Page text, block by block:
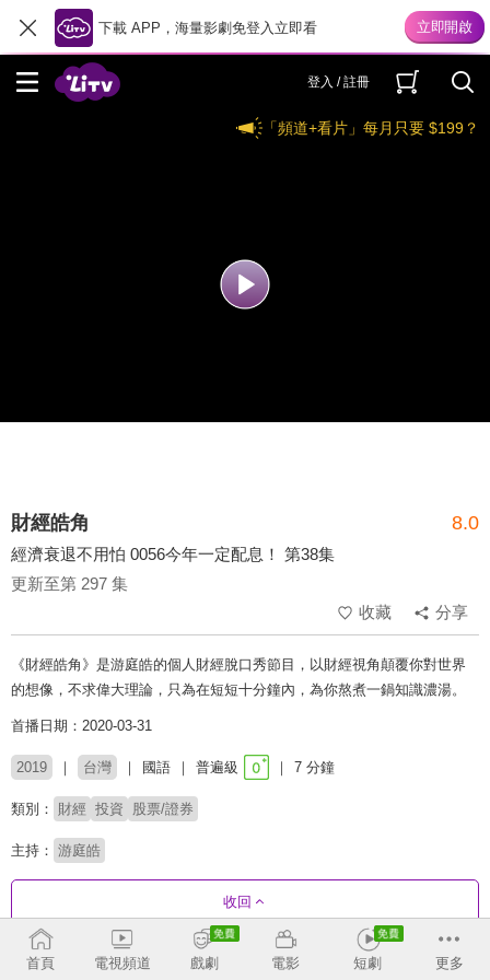
下載 APP，海量影劇免登入立即看
登入 / 註冊
「頻道+看片」每月只要 $199？
財經皓角 8.0
經濟衰退不用怕 0056今年一定配息！ 第38集
更新至第 297 集
收藏
分享
《財經皓角》是游庭皓的個人財經脫口秀節目，以財經視角顛覆你對世界
的想像，不求偉大理論，只為在短短十分鐘內，為你熬煮一鍋知識濃湯。
首播日期：2020-03-31
2019 台灣 國語 普遍級 7 分鐘
類別： 財經 投資 股票/證券
主持： 游庭皓
收回
劇集列表 收合
首頁 電視頻道 戲劇 電影 短劇 更多